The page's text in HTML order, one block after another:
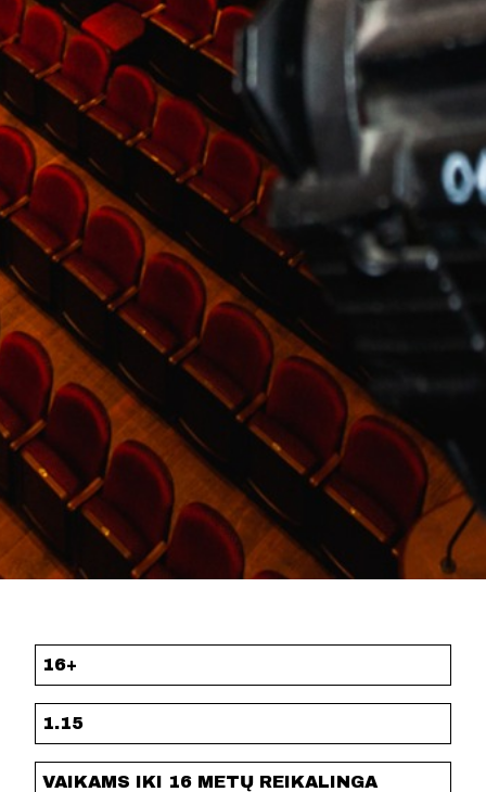
16+
1.15
VAIKAMS IKI 16 METŲ REIKALINGA